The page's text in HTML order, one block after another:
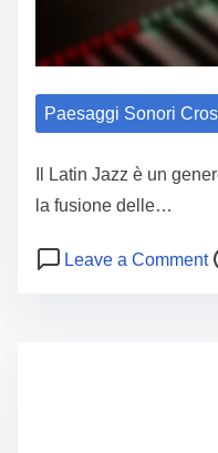
Paesaggi Sonori
Il Latin Jazz è un
la fusione delle…
Leave a Comment
Post read time